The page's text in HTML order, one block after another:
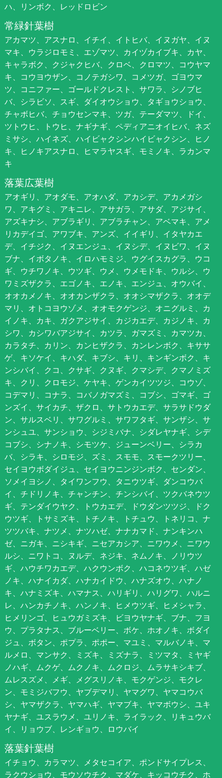
ハ、リンボク、レッドロビン
常緑針葉樹
アカマツ、アスナロ、イチイ、イトヒバ、イヌガヤ、イヌ
マキ、ウラジロモミ、エゾマツ、カイヅカイブキ、カヤ、
キャラボク、クジャクヒバ、クロベ、クロマツ、コウヤマ
キ、コウヨウザン、コノテガシワ、コメツガ、ゴヨウマ
ツ、コニファー、ゴールドクレスト、サワラ、シノブヒ
バ、シラビソ、スギ、ダイオウショウ、タギョウショウ、
チャボヒバ、チョウセンマキ、ツガ、テーダマツ、ドイ、
ツトウヒ、トウヒ、ナギナギ、ペディアニオイヒバ、ネズ
ミサシ、ハイネズ、ハイビャクシンハイビャクシン、ヒノ
キ、ヒノキアスナロ、ヒマラヤスギ、モミノキ、ラカンマ
キ
落葉広葉樹
アオギリ、アオダモ、アオハダ、アカシデ、アカメガシ
ワ、アキグミ、アキニレ、アサガラ、アサダ、アジサイ、
アズキナシ、アブラギリ、アブラチャン、アベマキ、アメ
リカデイゴ、アワブキ、アンズ、イイギリ、イタヤカエ
デ、イチジク、イヌエンジュ、イヌシデ、イヌビワ、イヌ
ブナ、イボタノキ、イロハモミジ、ウグイスカグラ、ウコ
ギ、ウチワノキ、ウツギ、ウメ、ウメモドキ、ウルシ、ウ
ワミズザクラ、エゴノキ、エノキ、エンジュ、オウバイ、
オオカメノキ、オオカンザクラ、オオシマザクラ、オオデ
マリ、オトコヨウゾメ、オオモクゲンジ、オニグルミ、カ
イノキ、カキ、ガクアジサイ、カジカエデ、カジノキ、カ
シワ、カシワバアジサイ、カツラ、ガマズミ、カマツカ、
カラタチ、カリン、カンヒザクラ、カンレンボク、キササ
ゲ、キソケイ、キハダ、キブシ、キリ、キンギンボク、キ
ンシバイ、クコ、クサギ、クヌギ、クマシデ、クマノミズ
キ、クリ、クロモジ、ケヤキ、ゲンカイツツジ、コウゾ、
コデマリ、コナラ、コバノガマズミ、コブシ、ゴマギ、ゴ
ンズイ、サイカチ、ザクロ、サトウカエデ、サラサドウダ
ン、サルスベリ、サワグルミ、サワフタギ、サンザシ、サ
ンシュユ、サンショウ、シジミバナ、シダレヤナギ、シデ
コブシ、シナノキ、シモツケ、ジューンベリー、シラカ
バ、シラキ、シロモジ、ズミ、スモモ、スモークツリー、
セイヨウボダイジュ、セイヨウニンジンボク、センダン、
ソメイヨシノ、タイワンフウ、タニウツギ、ダンコウバ
イ、チドリノキ、チャンチン、チンシバイ、ツクバネウツ
ギ、テンダイウヤク、トウカエデ、ドウダンツツジ、ドク
ウツギ、トサミズキ、トチノキ、トチュウ、トネリコ、ナ
ツツバキ、ナツメ、ナツハゼ、ナナカマド、ナンキンハ
ゼ、ニガキ、ニシキギ、ニセアカシア、ニワウメ、ニワウ
ルシ、ニワトコ、ヌルデ、ネジキ、ネムノキ、ノリウツ
ギ、ハウチワカエデ、ハクウンボク、ハコネウツギ、ハゼ
ノキ、ハナイカダ、ハナカイドウ、ハナズオウ、ハナノ
キ、ハナミズキ、ハマナス、ハリギリ、ハリグワ、ハルニ
レ、ハンカチノキ、ハンノキ、ヒメウツギ、ヒメシャラ、
ヒメリンゴ、ヒュウガミズキ、ビヨウヤナギ、ブナ、フヨ
ウ、プラタナス、ブルーベリー、ボケ、ホオノキ、ボダイ
ジュ、ボタン、ポプラ、ポポー、マユミ、マルバノキ、マ
ルメロ、マンサク、ミズキ、ミズナラ、ミツマタ、ミヤギ
ノハギ、ムクゲ、ムクノキ、ムクロジ、ムラサキシキブ、
ムレスズメ、メギ、メグスリノキ、モクゲンジ、モクレ
ン、モミジバフウ、ヤブデマリ、ヤマグワ、ヤマコウバ
シ、ヤマザクラ、ヤマハギ、ヤマブキ、ヤマボウシ、ユキ
ヤナギ、ユスラウメ、ユリノキ、ライラック、リキュウバ
イ、リョウブ、レンギョウ、ロウバイ
落葉針葉樹
イチョウ、カラマツ、メタセコイア、ポンドサイプレス、
ラクウショウ、モウソウチク、マダケ、キッコウチク、ホ